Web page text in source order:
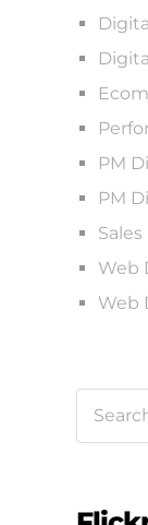
PM
PM
Web
Web